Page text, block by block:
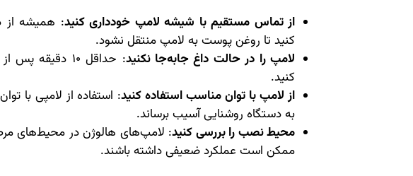
از تماس مستقیم با شیشه لامپ خودداری کنید: همیشه از
کنید تا روغن پوست به لامپ منتقل نشود.
لامپ را در حالت داغ جابه‌جا نکنید
: حداقل 10
کنید.
از لامپ با توان مناسب استفاده کنید: استفاده از لامپی با
به دستگاه روشنایی آسیب برساند.
محیط نصب را بررسی کنید: لامپ‌های هالوژن در محیط‌های
ممکن است عملکرد ضعیفی داشته باشند.